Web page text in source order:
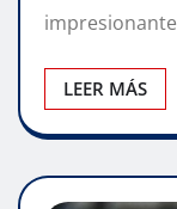
LEER MÁS